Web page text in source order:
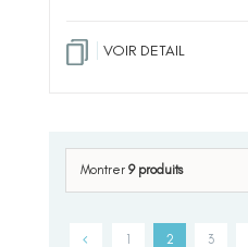
VOIR DETAIL
Montrer 9 produits
1 2 3